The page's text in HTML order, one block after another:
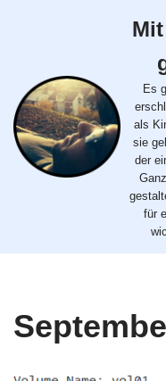
springen
Es
als
sie
der
für